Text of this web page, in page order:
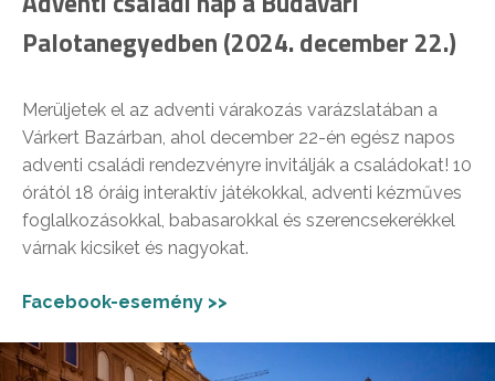
Palotanegyedben (2024. december 22.)
Merüljetek el az adventi várakozás varázslatában a
Várkert Bazárban, ahol december 22-én egész napos
adventi családi rendezvényre invitálják a családokat! 10
órától 18 óráig interaktív játékokkal, adventi kézműves
foglalkozásokkal, babasarokkal és szerencsekerékkel
várnak kicsiket és nagyokat.
Facebook-esemény >>